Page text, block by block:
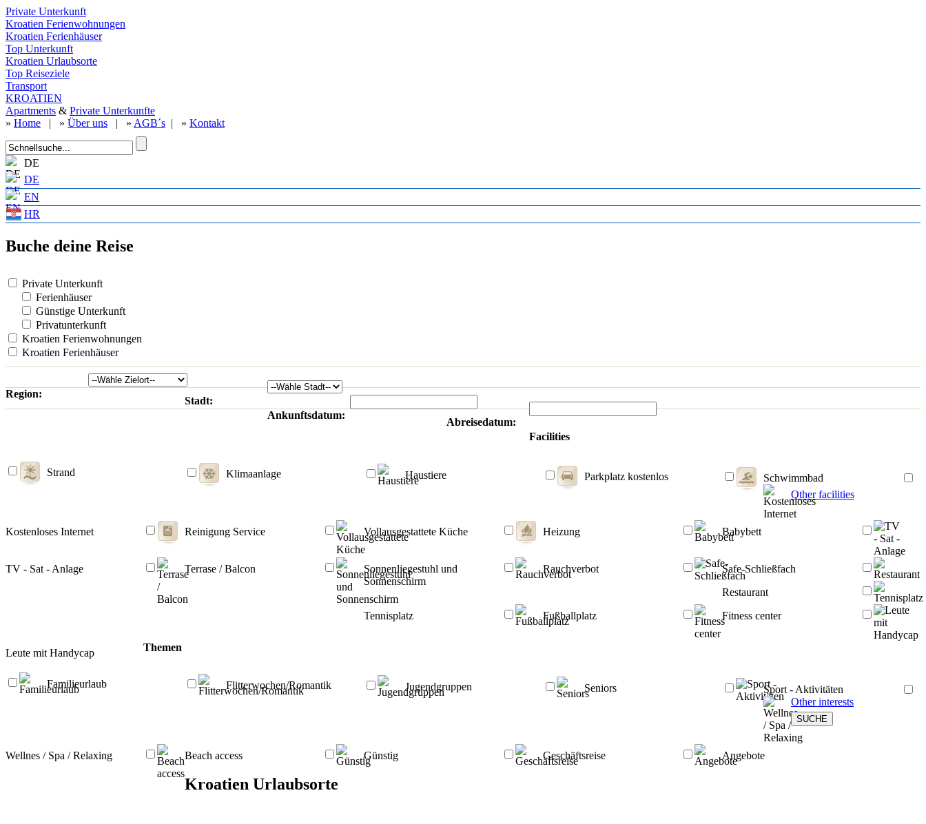
Private Unterkunft
Kroatien Ferienwohnungen
Kroatien Ferienhäuser
Top Unterkunft
Kroatien Urlaubsorte
Top Reiseziele
Transport
KROATIEN
Apartments & Private Unterkunfte
» Home | » Über uns | » AGB´s | » Kontakt
DE
DE
EN
HR
Buche deine Reise
Private Unterkunft
Ferienhäuser
Günstige Unterkunft
Privatunterkunft
Kroatien Ferienwohnungen
Kroatien Ferienhäuser
Region:
Stadt:
Ankunftsdatum:
Abreisedatum:
Facilities
Strand Klimaanlage Haustiere Parkplatz kostenlos Schwimmbad
Kostenloses Internet Reinigung Service Vollausgestattete Küche Heizung Babybett
TV - Sat - Anlage Terrase / Balcon
Sonnenliegestuhl und
Sonnenschirm
Rauchverbot
Safe-Schließfach
Restaurant
Tennisplatz
Fußballplatz Fitness center
Leute mit Handycap
Other facilities
Themen
Familieurlaub Flitterwochen/Romantik Jugendgruppen Seniors Sport - Aktivitäten
Wellnes / Spa / Relaxing Beach access Günstig Geschäftsreise Angebote
Other interests
Kroatien Urlaubsorte